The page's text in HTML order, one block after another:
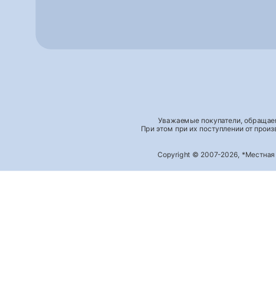
Уважаемые покупатели,
При этом при их поступлении от
Copyright © 2007-2026, *Местная